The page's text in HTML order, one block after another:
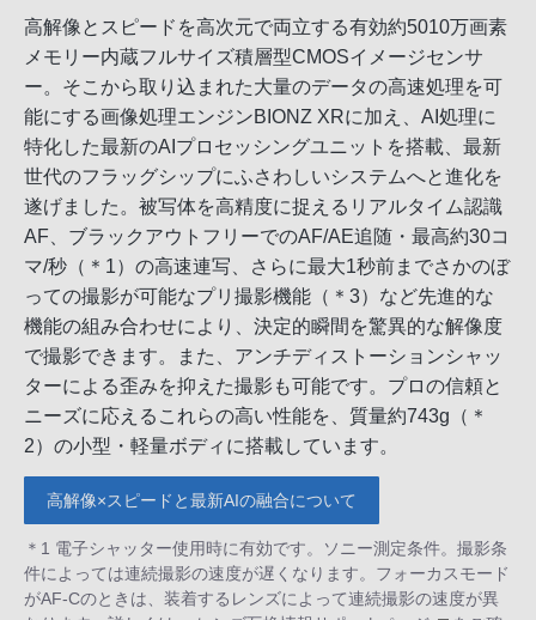
高解像とスピードを高次元で両立する有効約5010万画素
メモリー内蔵フルサイズ積層型CMOSイメージセンサ
ー。そこから取り込まれた大量のデータの高速処理を可
能にする画像処理エンジンBIONZ XRに加え、AI処理に
特化した最新のAIプロセッシングユニットを搭載、最新
世代のフラッグシップにふさわしいシステムへと進化を
遂げました。被写体を高精度に捉えるリアルタイム認識
AF、ブラックアウトフリーでのAF/AE追随・最高約30コ
マ/秒（＊1）の高速連写、さらに最大1秒前までさかのぼ
っての撮影が可能なプリ撮影機能（＊3）など先進的な
機能の組み合わせにより、決定的瞬間を驚異的な解像度
で撮影できます。また、アンチディストーションシャッ
ターによる歪みを抑えた撮影も可能です。プロの信頼と
ニーズに応えるこれらの高い性能を、質量約743g（＊
2）の小型・軽量ボディに搭載しています。
高解像×スピードと最新AIの融合について
＊1 電子シャッター使用時に有効です。ソニー測定条件。撮影条
件によっては連続撮影の速度が遅くなります。フォーカスモード
がAF-Cのときは、装着するレンズによって連続撮影の速度が異